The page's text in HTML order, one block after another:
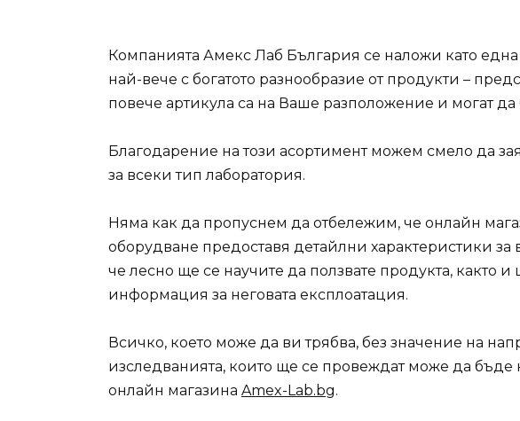
Компанията Амекс Лаб България се наложи като
най-вече с богатото разнообразие от продукти –
повече артикула са на Ваше разположение и могат
Благодарение на този асортимент можем смело да
за всеки тип лаборатория.
Няма как да пропуснем да отбележим, че онлайн
оборудване предоставя детайлни характеристики за
че лесно ще се научите да ползвате продукта, както
информация за неговата експлоатация.
Всичко, което може да ви трябва, без значение на
изследванията, които ще се провеждат може да бъде
онлайн магазина Amex-Lab.bg.